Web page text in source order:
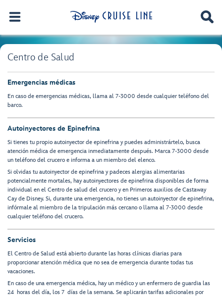
Centro de Salud
Emergencias médicas
En caso de emergencias médicas, llama al 7-3000 desde cualquier teléfono del
barco.
Autoinyectores de Epinefrina
Si tienes tu propio autoinyector de epinefrina y puedes administrártelo, busca
atención médica de emergencia inmediatamente después. Marca 7-3000 desde
un teléfono del crucero e informa a un miembro del elenco.
Si olvidas tu autoinyector de epinefrina y padeces alergias alimentarias
potencialmente mortales, hay autoinyectores de epinefrina disponibles de forma
individual en el Centro de salud del crucero y en Primeros auxilios de Castaway
Cay de Disney. Si, durante una emergencia, no tienes un autoinyector de epinefrina,
infórmale al miembro de la tripulación más cercano o llama al 7-3000 desde
cualquier teléfono del crucero.
Servicios
El Centro de Salud está abierto durante las horas clínicas diarias para
proporcionar atención médica que no sea de emergencia durante todas tus
vacaciones.
En caso de una emergencia médica, hay un médico y un enfermero de guardia las
24 horas del día, los 7 días de la semana. Se aplicarán tarifas adicionales por